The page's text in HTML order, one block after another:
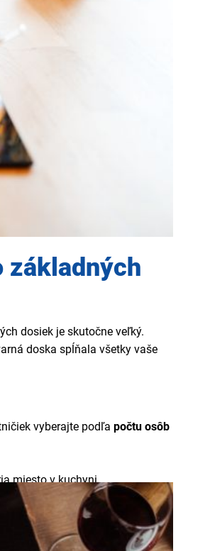
základných
dosiek je skutočne veľký.
doska spĺňala všetky vaše
vyberajte podľa počtu osôb
miesto v kuchyni.
varná doska aspoň so
variť, zohreje rovnomerne.